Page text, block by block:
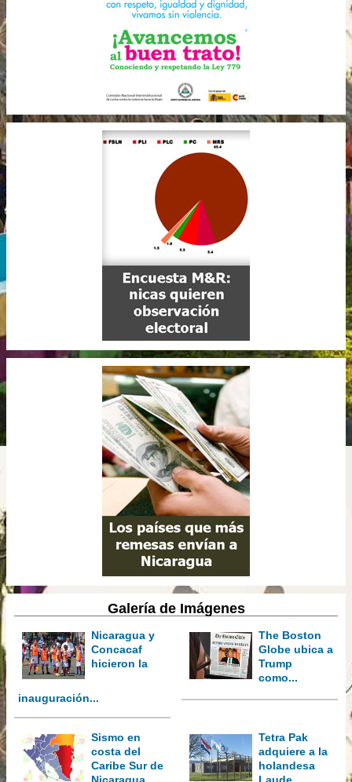
Galería de Imágenes
Nicaragua y
Concacaf
hicieron la
inauguración...
The Boston
Globe ubica a
Trump
como...
Sismo en
costa del
Caribe Sur de
Tetra Pak
adquiere a la
holandesa